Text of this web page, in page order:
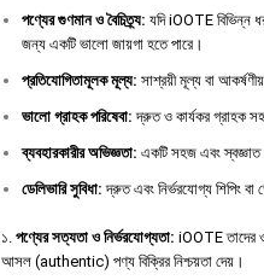
পণ্যের গুণমান ও বৈচিত্র্য: যদি iOOTE বিভিন্ন
জন্য একটি ভালো জায়গা হতে পারে।
প্রতিযোগিতামূলক মূল্য: সাশ্রয়ী মূল্য বা
ভালো গ্রাহক পরিষেবা: দ্রুত ও কার্যকর গ্রাহক
ব্যবহারকারীর অভিজ্ঞতা: একটি সহজ এবং স্বজ্ঞাত
ডেলিভারি সুবিধা: দ্রুত এবং নির্ভরযোগ্য শিপিং বা
১. পণ্যের সত্যতা ও নির্ভরযোগ্যতা: iOOTE তাদের
আসল (authentic) পণ্য বিক্রির নিশ্চয়তা দেয়।